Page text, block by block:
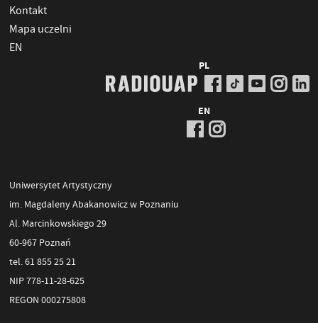
Kontakt
Mapa uczelni
EN
PL
EN
Uniwersytet Artystyczny
im. Magdaleny Abakanowicz w Poznaniu
Al. Marcinkowskiego 29
60-967 Poznań
tel. 61 855 25 21
NIP 778-11-28-625
REGON 000275808